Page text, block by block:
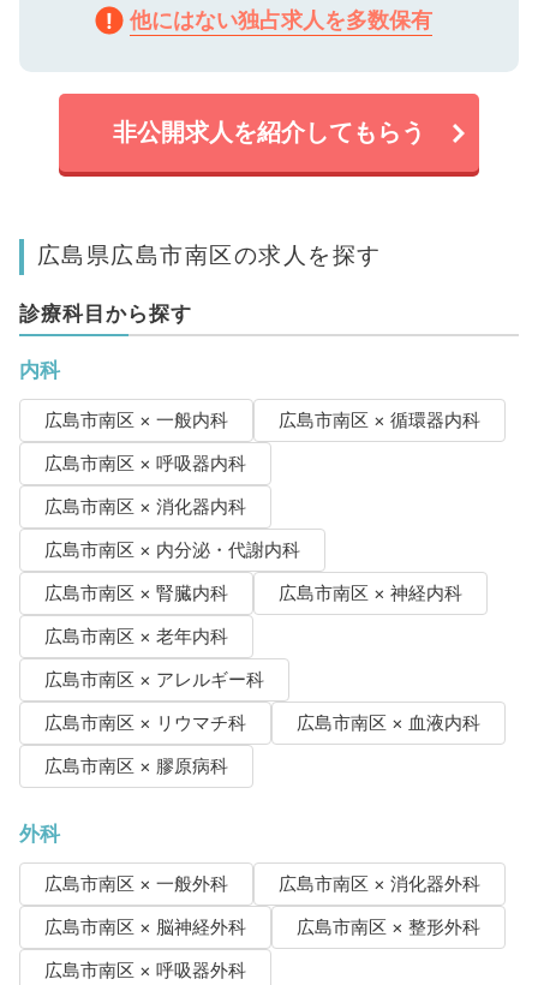
他にはない独占求人を多数保有
非公開求人を紹介してもらう
広島県広島市南区の求人を探す
診療科目から探す
内科
広島市南区 × 一般内科
広島市南区 × 循環器内科
広島市南区 × 呼吸器内科
広島市南区 × 消化器内科
広島市南区 × 内分泌・代謝内科
広島市南区 × 腎臓内科
広島市南区 × 神経内科
広島市南区 × 老年内科
広島市南区 × アレルギー科
広島市南区 × リウマチ科
広島市南区 × 血液内科
広島市南区 × 膠原病科
外科
広島市南区 × 一般外科
広島市南区 × 消化器外科
広島市南区 × 脳神経外科
広島市南区 × 整形外科
広島市南区 × 呼吸器外科